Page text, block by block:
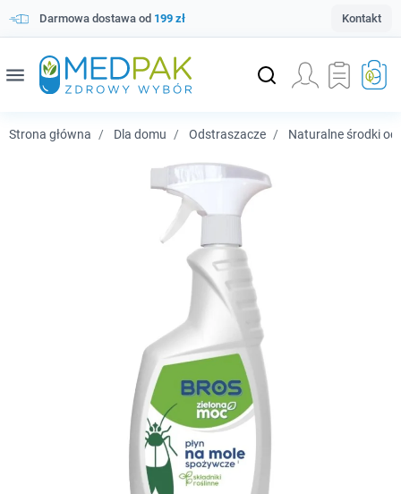
Darmowa dostawa od 199 zł Kontakt
menu
Strona główna Dla domu Odstraszacze Naturalne środki